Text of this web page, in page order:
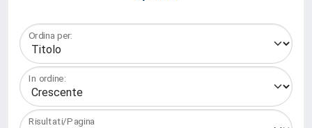
Ordina per:
In ordine:
Risultati/Pagina